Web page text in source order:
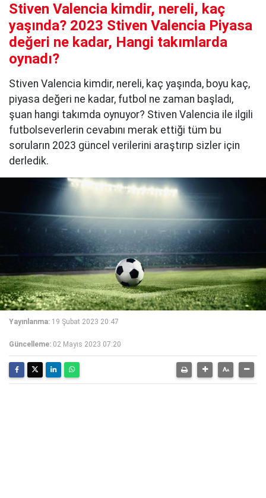
Stiven Valencia kimdir, nereli, kaç
yaşında? 2023 Stiven Valencia Piyasa
değeri ne kadar, Hangi takımlarda
oynadı?
Stiven Valencia kimdir, nereli, kaç yaşında, boyu kaç,
piyasa değeri ne kadar, futbol ne zaman başladı,
şuan hangi takımda oynuyor? Stiven Valencia ile ilgili
futbolseverlerin cevabını merak ettiği tüm bu
soruların 2023 güncel verilerini araştırıp sizler için
derledik.
Yayınlanma: 19 Şubat 2023 20:47
Güncelleme: 02 Mayıs 2023 07:20